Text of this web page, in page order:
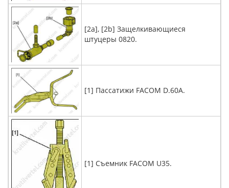
[2a], [2b] Защелкивающиеся
штуцеры 0820.
[1] Пассатижи FACOM D.60A.
[1] Съемник FACOM U35.